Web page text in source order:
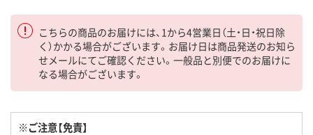
こちらの商品のお届けには、1から4営業日（土・日・祝日除
く）かかる場合がございます。お届け日は商品発送のお知ら
せメールにてご確認ください。一般品と別便でのお届けに
なる場合がございます。
※ご注意【免責】